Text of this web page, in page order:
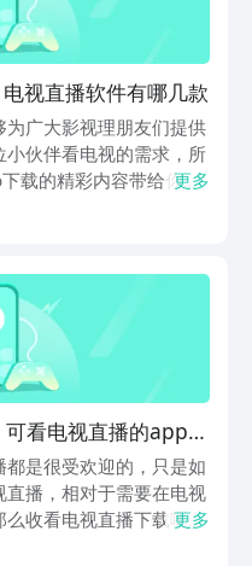
视直播软件有哪几款
广大影视理朋友们提供
伙伴看电视的需求，所
载的精彩内容带给你
现卡顿现象，可以支持
更多
看电视直播的app榜
是很受欢迎的，只是如
播，相对于需要在电视
么收看电视直播下载哪个
几款。里边包含各类电
更多